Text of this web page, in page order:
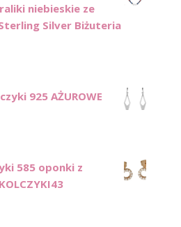
niebieskie ze
Silver Biżuteria
925 AŻUROWE
585 oponki z